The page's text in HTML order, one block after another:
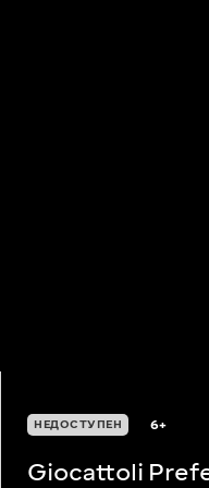
НЕДОСТУПЕН 6+
Giocattoli